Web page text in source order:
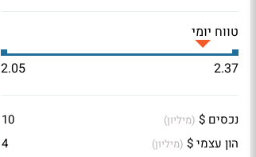
טווח יומי
2.37
2.05
נכסים $ (מיליון)
10
הון עצמי $ (מיליון)
4